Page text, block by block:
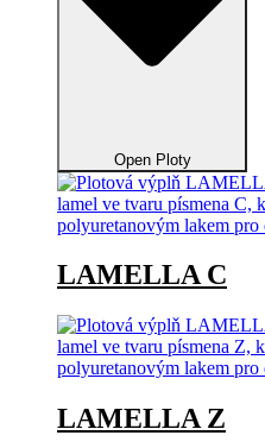
Open Ploty
LAMELLA C
LAMELLA Z